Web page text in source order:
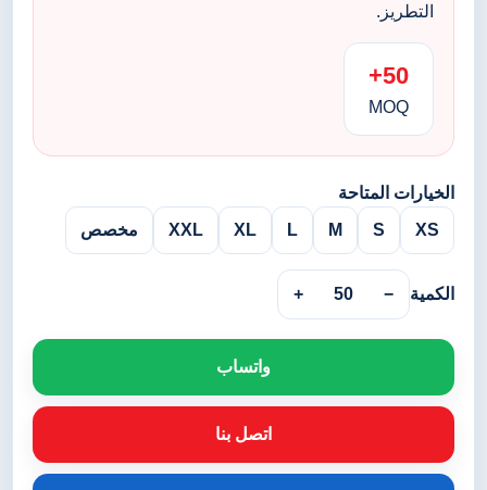
التطريز.
50+
MOQ
الخيارات المتاحة
XS
S
M
L
XL
XXL مخصص
الكمية −
50
+
واتساب
اتصل بنا